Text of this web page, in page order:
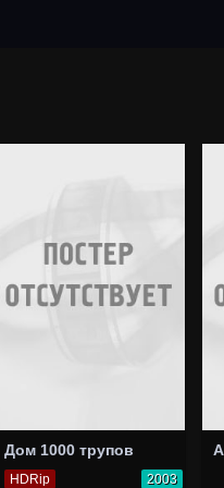
Дом 1000 трупов
HDRip 2003